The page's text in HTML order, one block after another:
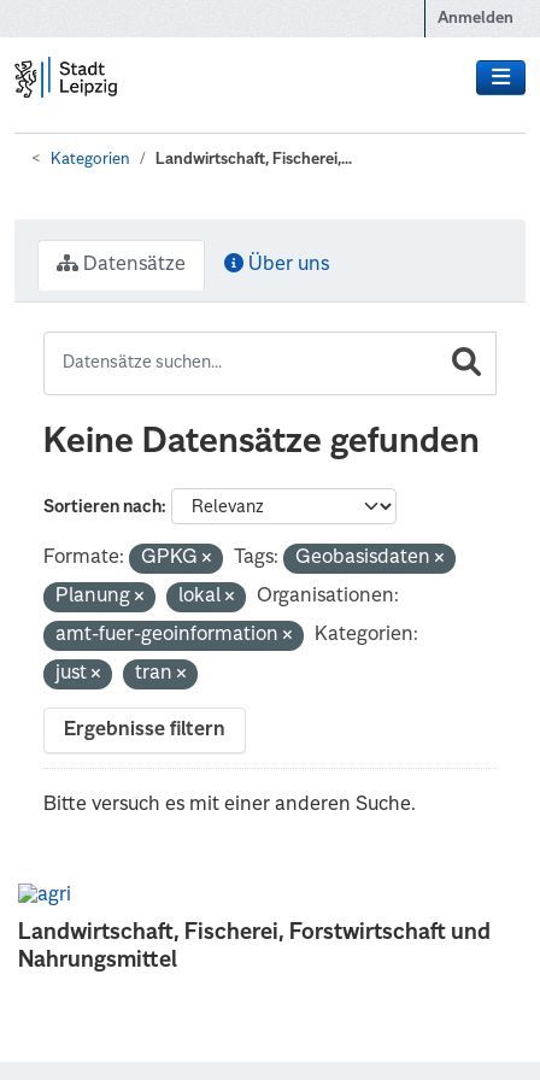
Anmelden
Kategorien Landwirtschaft, Fischerei,...
Landwirtschaft, Fischerei, Forstwirtschaft und
Nahrungsmittel
Datensätze Über uns
Keine Datensätze gefunden
Sortieren nach
Formate: GPKG Tags:
Geobasisdaten
Planung
lokal
Organisationen:
amt-fuer-geoinformation
Kategorien:
just
tran
Ergebnisse filtern
Bitte versuch es mit einer anderen Suche.